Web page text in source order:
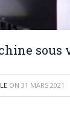
sous
ON 31 MARS 2021